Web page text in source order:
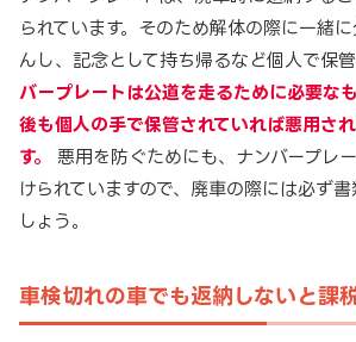
られています。そのため解体の際に一緒
んし、記念として持ち帰るなど個人で保管
バープレートは公道を走るために必要な
後も個人の手で保管されていれば悪用さ
す。
悪用を防ぐためにも、ナンバープレ
けられていますので、廃車の際には必ず
しょう。
車検切れの車でも返納しないと課